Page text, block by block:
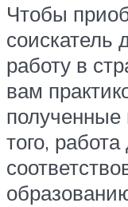
Чтобы
соискатель
работу в
вам
того,